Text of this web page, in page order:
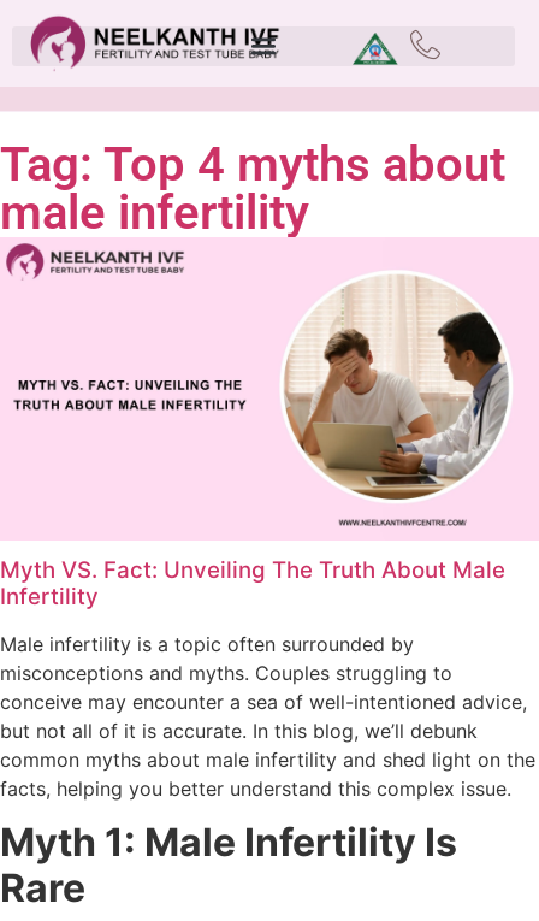
Tag: Top 4 myths about
male infertility
Myth VS. Fact: Unveiling The Truth About Male
Infertility
Male infertility is a topic often surrounded by
misconceptions and myths. Couples struggling to
conceive may encounter a sea of well-intentioned advice,
but not all of it is accurate. In this blog, we’ll debunk
common myths about male infertility and shed light on the
facts, helping you better understand this complex issue.
Myth 1: Male Infertility Is
Rare